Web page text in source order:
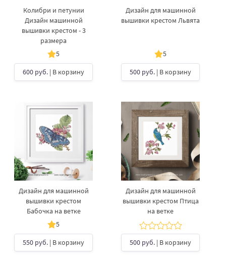
Колибри и петунии
Дизайн машинной
вышивки крестом - 3
размера
5
600 руб. | В корзину
Дизайн для машинной
вышивки крестом Львята
5
500 руб. | В корзину
Дизайн для машинной
вышивки крестом
Бабочка на ветке
5
550 руб. | В корзину
Дизайн для машинной
вышивки крестом Птица
на ветке
500 руб. | В корзину